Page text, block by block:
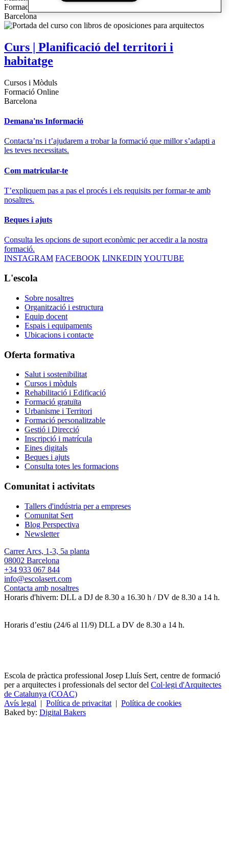
Formació Online
Barcelona
Curs | Planificació del territori i
habitatge
Cursos i Mòduls
Formació Online
Barcelona
Demana'ns Informació
Contacta’ns i t’ajudarem a trobar la formació que millor s’adapti a
les teves necessitats.
Com matricular-te
T’expliquem pas a pas el procés i els requisits per formar-te amb
nosaltres.
Beques i ajuts
Consulta les opcions de suport econòmic per accedir a la nostra
formació.
INSTAGRAM FACEBOOK LINKEDIN YOUTUBE
L'escola
Sobre nosaltres
Organització i estructura
Equip docent
Espais i equipaments
Ubicacions i contacte
Oferta formativa
Salut i sostenibilitat
Cursos i mòduls
Rehabilitació i Edificació
Formació gratuïta
Urbanisme i Territori
Formació personalitzable
Gestió i Direcció
Inscripció i matrícula
Eines digitals
Beques i ajuts
Consulta totes les formacions
Comunitat i activitats
Tallers d'indústria per a empreses
Comunitat Sert
Blog Perspectiva
Newsletter
Carrer Arcs, 1-3, 5a planta
08002 Barcelona
+34 933 067 844
info@escolasert.com
Contacta amb nosaltres
Horaris d'hivern: DLL a DJ de 8.30 a 16.30 h / DV de 8.30 a 14 h.
Horaris d’estiu (24/6 al 11/9) DLL a DV de 8.30 a 14 h.
Escola de pràctica professional Josep Lluís Sert, centre de formació
per a arquitectes i professionals del sector del Col·legi d'Arquitectes
de Catalunya (COAC)
Avís legal | Política de privacitat | Política de cookies
Baked by: Digital Bakers